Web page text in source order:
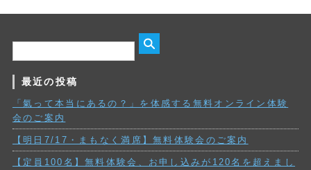
最近の投稿
「氣って本当にあるの？」を体感する無料オンライン体験
会のご案内
【明日7/17・まもなく満席】無料体験会のご案内
【定員100名】無料体験会、お申し込みが120名を超えまし